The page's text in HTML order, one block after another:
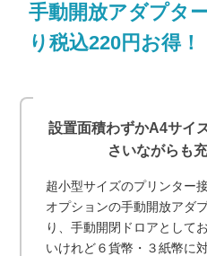
手動開放アダプタ
り税込220円お得！
設置面積わずかA4サイ
さいながらも
超小型サイズのプリンター
オプションの手動開放アダ
り、手動開閉ドロアとして
いけれど６貨幣・３紙幣に